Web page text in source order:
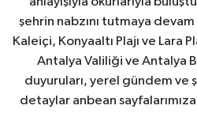
şehrin nabzını tutmaya
Kaleiçi, Konyaaltı Plajı ve Lara
Antalya Valiliği ve Antalya
duyuruları, yerel gündem ve
detaylar anbean sayfalarımıza